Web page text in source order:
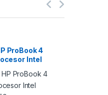
ProBook 4
Intel